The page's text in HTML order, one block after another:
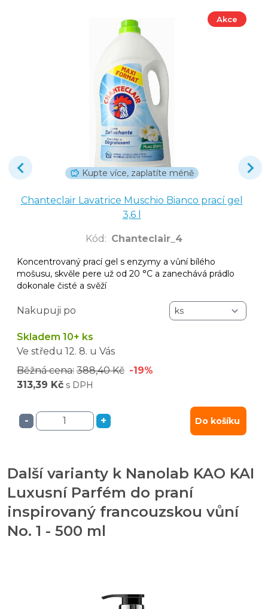
Akce
Kupte více, zaplatíte méně
Chanteclair Lavatrice Muschio Bianco prací gel
3,6 l
Kód : Chanteclair_4
Koncentrovaný prací gel s enzymy a vůní bílého
mošusu, skvěle pere už od 20 °C a zanechává prádlo
dokonale čisté a svěží
Nakupuji po
Skladem 10+ ks
Ve středu 12. 8. u Vás
Běžná cena: 388,40 Kč -19%
313,39 Kč s DPH
- + Do košíku
Další varianty k Nanolab KAO KAI
Luxusní Parfém do praní
inspirovaný francouzskou vůní
No. 1 - 500 ml